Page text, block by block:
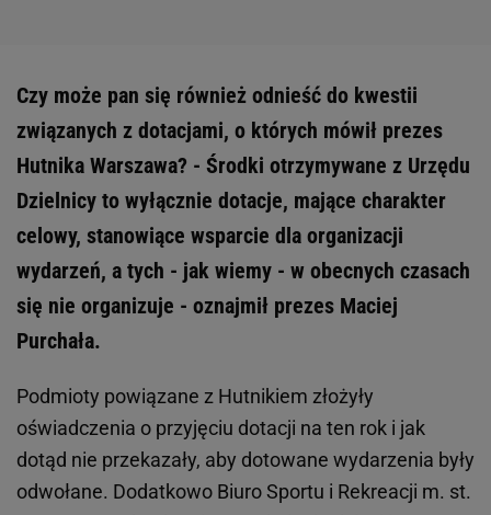
Czy może pan się również odnieść do kwestii
związanych z dotacjami, o których mówił prezes
Hutnika Warszawa? - Środki otrzymywane z Urzędu
Dzielnicy to wyłącznie dotacje, mające charakter
celowy, stanowiące wsparcie dla organizacji
wydarzeń, a tych - jak wiemy - w obecnych czasach
się nie organizuje - oznajmił prezes Maciej
Purchała.
Podmioty powiązane z Hutnikiem złożyły
oświadczenia o przyjęciu dotacji na ten rok i jak
dotąd nie przekazały, aby dotowane wydarzenia były
odwołane. Dodatkowo Biuro Sportu i Rekreacji m. st.